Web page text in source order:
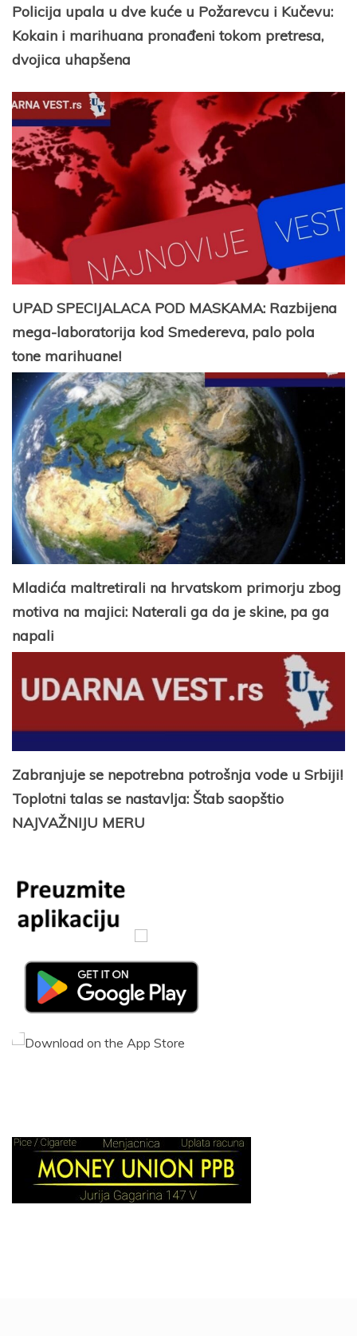
Policija upala u dve kuće u Požarevcu i Kučevu:
Kokain i marihuana pronađeni tokom pretresa,
dvojica uhapšena
UPAD SPECIJALACA POD MASKAMA: Razbijena
mega-laboratorija kod Smedereva, palo pola
tone marihuane!
Mladića maltretirali na hrvatskom primorju zbog
motiva na majici: Naterali ga da je skine, pa ga
napali
Zabranjuje se nepotrebna potrošnja vode u Srbiji!
Toplotni talas se nastavlja: Štab saopštio
NAJVAŽNIJU MERU